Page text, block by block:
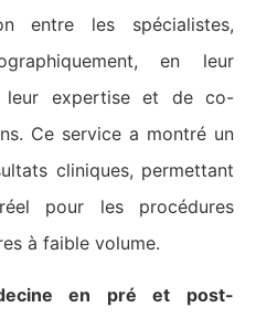
entre les spécialistes,
en leur
leur expertise et de co-
Ce service a montré un
cliniques, permettant
pour les procédures
à faible volume​​.
en pré et post-